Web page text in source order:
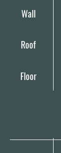
Wall
Roof
Floor